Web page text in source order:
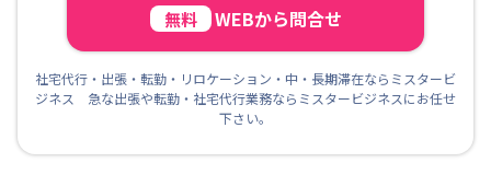
無料 WEBから問合せ
社宅代行・出張・転勤・リロケーション・中・長期滞在ならミスタービ
ジネス 急な出張や転勤・社宅代行業務ならミスタービジネスにお任せ
下さい。